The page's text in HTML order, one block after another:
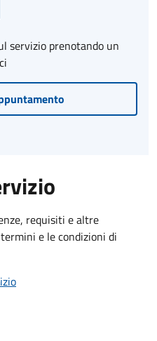
servizio prenotando un
requisiti e altre
e le condizioni di